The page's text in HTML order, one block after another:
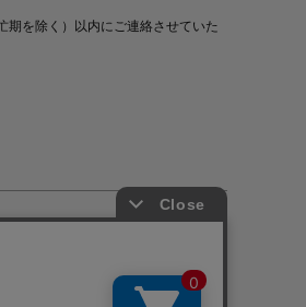
期を除く）以内にご連絡させていた